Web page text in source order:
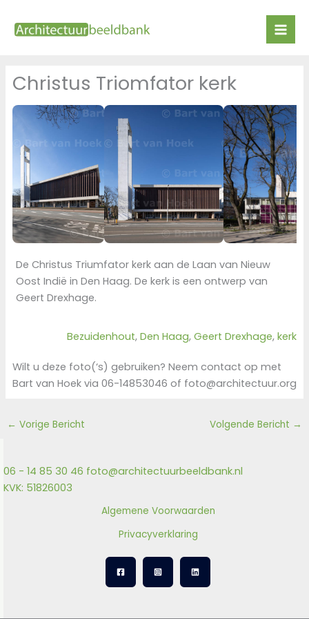
naar
Christus Triomfator kerk
De Christus Triumfator kerk aan de Laan van Nieuw
Oost Indië in Den Haag. De kerk is een ontwerp van
Geert Drexhage.
Bezuidenhout, Den Haag, Geert Drexhage, kerk
Wilt u deze foto(‘s) gebruiken? Neem contact op met
Bart van Hoek via 06-14853046 of foto@architectuur.org
← Vorige Bericht Volgende Bericht →
06 - 14 85 30 46 foto@architectuurbeeldbank.nl
KVK: 51826003
Algemene Voorwaarden
Privacyverklaring